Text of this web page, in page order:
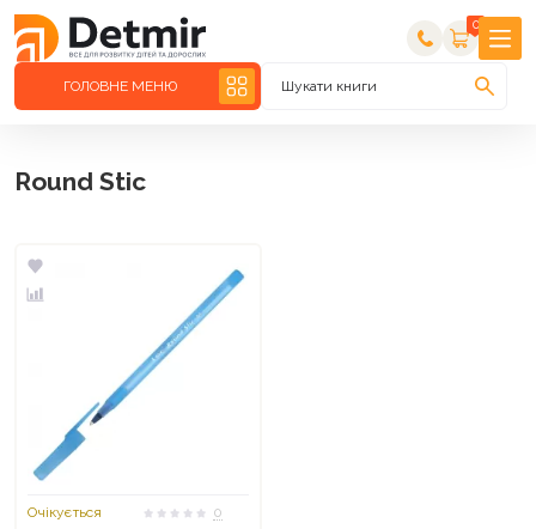
0
ГОЛОВНЕ МЕНЮ Шукати книги
Round Stic
Очікується
0